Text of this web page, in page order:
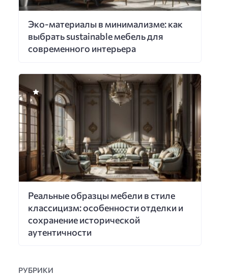
Эко-материалы в минимализме: как
выбрать sustainable мебель для
современного интерьера
Реальные образцы мебели в стиле
классицизм: особенности отделки и
сохранение исторической
аутентичности
РУБРИКИ